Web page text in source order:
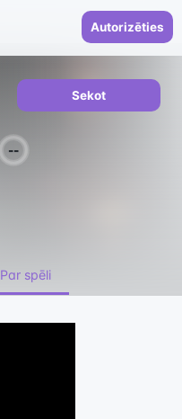
Autorizēties
--
Sekot
Par spēli